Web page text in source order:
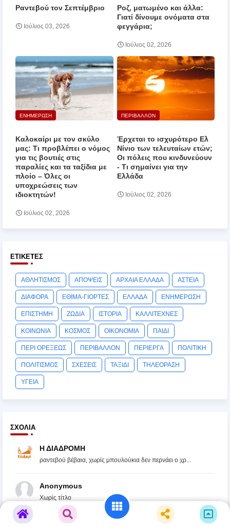
Ραντεβού τον Σεπτέμβριο
Ιούλιος 03, 2026
Ροζ, ματωμένο και άλλα:
Γιατί δίνουμε ονόματα στα
φεγγάρια;
Ιούλιος 02, 2026
ΕΝΗΜΕΡΩΣΗ
Καλοκαίρι με τον σκύλο
μας: Τι προβλέπει ο νόμος
για τις βουτιές στις
παραλίες και τα ταξίδια με
πλοίο – Όλες οι
υποχρεώσεις των
ιδιοκτητών!
Ιούλιος 02, 2026
ΠΕΡΙΒΑΛΛΟΝ
Έρχεται το ισχυρότερο Ελ
Νίνιο των τελευταίων ετών;
Οι πόλεις που κινδυνεύουν
‑ Τι σημαίνει για την
Ελλάδα
Ιούλιος 02, 2026
ΕΤΙΚΈΤΕΣ
ΑΘΛΗΤΙΣΜΟΣ ΑΠΟΨΕΙΣ ΑΡΧΑΙΑ ΕΛΛΑΔΑ ΑΣΤΕΙΑ
ΔΙΑΦΟΡΑ ΕΘΙΜΑ-ΓΙΟΡΤΕΣ ΕΛΛΑΔΑ ΕΝΗΜΕΡΩΣΗ
ΕΠΙΣΤΗΜΗ ΖΩΔΙΑ ΙΣΤΟΡΙΑ ΚΑΛΛΙΤΕΧΝΕΣ
ΚΟΙΝΩΝΙΑ ΚΟΣΜΟΣ ΟΙΚΟΝΟΜΙΑ ΠΑΙΔΙ
ΠΕΡΙ ΟΡΕΞΕΩΣ ΠΕΡΙΒΑΛΛΟΝ ΠΕΡΙΕΡΓΑ ΠΟΛΙΤΙΚΗ
ΠΟΛΙΤΙΣΜΟΣ ΣΧΕΣΕΙΣ ΤΑΞΙΔΙ ΤΗΛΕΟΡΑΣΗ
ΥΓΕΙΑ
ΣΧΌΛΙΑ
Η ΔΙΑΔΡΟΜΗ
ραντεβού βέβαια, χωρίς μπουλούκια δεν περνάει ο χρ...
Anonymous
Χωρίς τίτλο
Anonymous